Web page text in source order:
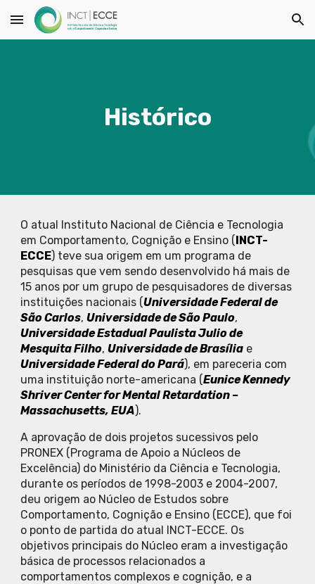
Skip to main content Skip to navigation
Histórico
O atual Instituto Nacional de Ciência e Tecnologia
em Comportamento, Cognição e Ensino (INCT-
ECCE) teve sua origem em um programa de
pesquisas que vem sendo desenvolvido há mais de
15 anos por um grupo de pesquisadores de diversas
instituições nacionais (Universidade Federal de
São Carlos,Universidade de São Paulo,
Universidade Estadual Paulista Julio de
Mesquita Filho,Universidade de Brasília e
Universidade Federal do Pará), em pareceria com
uma instituição norte-americana (Eunice Kennedy
Shriver Center for Mental Retardation –
Massachusetts, EUA).
A aprovação de dois projetos sucessivos pelo
PRONEX (Programa de Apoio a Núcleos de
Excelência) do Ministério da Ciência e Tecnologia,
durante os períodos de 1998-2003 e 2004-2007,
deu origem ao Núcleo de Estudos sobre
Comportamento, Cognição e Ensino (ECCE), que foi
o ponto de partida do atual INCT-ECCE. Os
objetivos principais do Núcleo eram a investigação
básica de processos relacionados a
comportamentos complexos e cognição, e a